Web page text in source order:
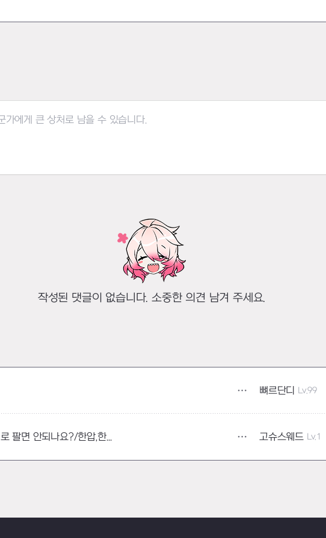
작성된 댓글이 없습니다. 소중한 의견 남겨 주세요.
뼈르단디 Lv.99
3차전직 프로모션 아바타 1개로 팔면 안되나요?/한압,한악,커스텀재판매 고슈스웨드 Lv.1